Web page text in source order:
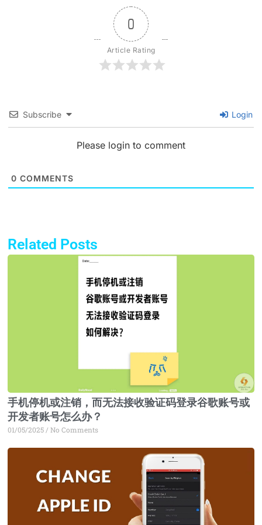
0
Article Rating
Subscribe Login
Please login to comment
0 COMMENTS
Related Posts
手机停机或注销，而无法接收验证码登录谷歌账号或
开发者账号怎么办？
01/05/2025 No Comments
Page